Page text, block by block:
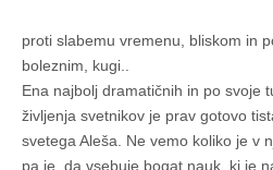
proti slabemu vremenu, bliskom in
boleznim, kugi..
Ena najbolj dramatičnih in po svoje
življenja svetnikov je prav gotovo
svetega Aleša. Ne vemo koliko je v
pa je, da vsebuje bogat nauk, ki je